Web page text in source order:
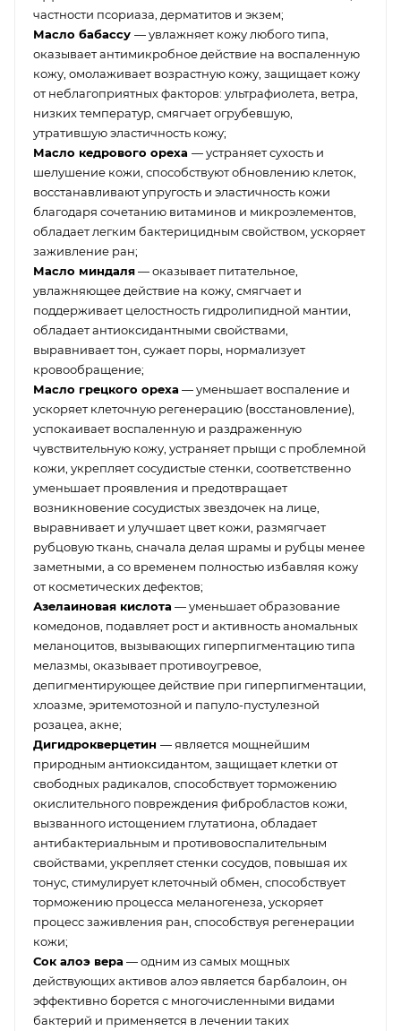
частности псориаза, дерматитов и экзем;
Масло бабассу — увлажняет кожу любого типа,
оказывает антимикробное действие на воспаленную
кожу, омолаживает возрастную кожу, защищает кожу
от неблагоприятных факторов: ультрафиолета, ветра,
низких температур, смягчает огрубевшую,
утратившую эластичность кожу;
Масло кедрового ореха — устраняет сухость и
шелушение кожи, способствуют обновлению клеток,
восстанавливают упругость и эластичность кожи
благодаря сочетанию витаминов и микроэлементов,
обладает легким бактерицидным свойством, ускоряет
заживление ран;
Масло миндаля— оказывает питательное,
увлажняющее действие на кожу, смягчает и
поддерживает целостность гидролипидной мантии,
обладает антиоксидантными свойствами,
выравнивает тон, сужает поры, нормализует
кровообращение;
Масло грецкого ореха — уменьшает воспаление и
ускоряет клеточную регенерацию (восстановление),
успокаивает воспаленную и раздраженную
чувствительную кожу, устраняет прыщи с проблемной
кожи, укрепляет сосудистые стенки, соответственно
уменьшает проявления и предотвращает
возникновение сосудистых звездочек на лице,
выравнивает и улучшает цвет кожи, размягчает
рубцовую ткань, сначала делая шрамы и рубцы менее
заметными, а со временем полностью избавляя кожу
от косметических дефектов;
Азелаиновая кислота — уменьшает образование
комедонов, подавляет рост и активность аномальных
меланоцитов, вызывающих гиперпигментацию типа
мелазмы, оказывает противоугревое,
депигментирующее действие при гиперпигментации,
хлоазме, эритемотозной и папуло-пустулезной
розацеа, акне;
Дигидрокверцетин — является мощнейшим
природным антиоксидантом, защищает клетки от
свободных радикалов, способствует торможению
окислительного повреждения фибробластов кожи,
вызванного истощением глутатиона, обладает
антибактериальным и противовоспалительным
свойствами, укрепляет стенки сосудов, повышая их
тонус, стимулирует клеточный обмен, способствует
торможению процесса меланогенеза, ускоряет
процесс заживления ран, способствуя регенерации
кожи;
Сок алоэ вера — одним из самых мощных
действующих активов алоэ является барбалоин, он
эффективно борется с многочисленными видами
бактерий и применяется в лечении таких